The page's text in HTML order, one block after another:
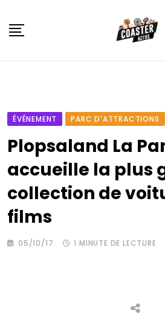
to
content
ÉVÉNEMENT PARC D'ATTRACTIONS
Plopsaland La
accueille la plus
collection de
films
05/10/17 1 MINUTE DE LECTURE